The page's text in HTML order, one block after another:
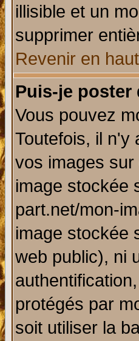
illisible et un
supprimer
Revenir en
Puis-je poster
Vous pouvez
Toutefois, il n'y
vos images
image stockée
part.net/mon-
image stockée
web public), ni
protégés par
soit utiliser la